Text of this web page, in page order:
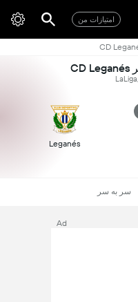
امتیازات من
Leganés
سر به سر
Ad